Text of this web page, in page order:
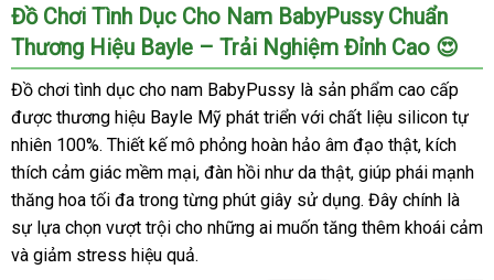
Đồ Chơi Tình Dục Cho Nam BabyPussy Chuẩn
Thương Hiệu Bayle – Trải Nghiệm Đỉnh Cao 😍
Đồ chơi tình dục cho nam BabyPussy là sản phẩm cao cấp
được thương hiệu Bayle Mỹ phát triển với chất liệu silicon tự
nhiên 100%. Thiết kế mô phỏng hoàn hảo âm đạo thật, kích
thích cảm giác mềm mại, đàn hồi như da thật, giúp phái mạnh
thăng hoa tối đa trong từng phút giây sử dụng. Đây chính là
sự lựa chọn vượt trội cho những ai muốn tăng thêm khoái cảm
và giảm stress hiệu quả.